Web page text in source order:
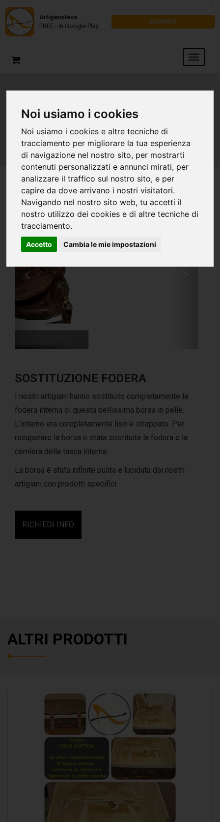
Noi usiamo i cookies
Noi usiamo i cookies e altre tecniche di
tracciamento per migliorare la tua esperienza
di navigazione nel nostro sito, per mostrarti
contenuti personalizzati e annunci mirati, per
analizzare il traffico sul nostro sito, e per
capire da dove arrivano i nostri visitatori.
Navigando nel nostro sito web, tu accetti il
nostro utilizzo dei cookies e di altre tecniche di
tracciamento.
Accetto Cambia le mie impostazioni
Artigianoteca
FREE - In Google Play
SCARICA
Lavorazioni Speciali su
Borse di lusso
SOSTITUZIONE FODERA
I nostri artigiani hanno sostituito completamente la
fodera interna di questa bellissima borsa in pelle.
L’interno era completamente liso e strappato. Per
recuperare la borsa è stata sostituita la fodera e la
cerniera della tasca interna.
La borsa è stata infinite pulita e lucidata dai nostri
artigiani con prodotti specifici.
RICHIEDI INFO
ALTRI PRODOTTI